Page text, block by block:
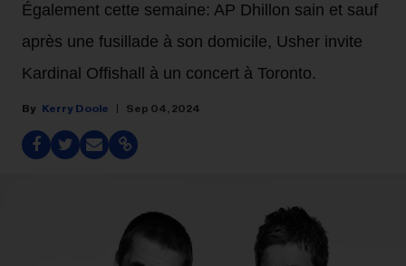
Également cette semaine: AP Dhillon sain et sauf
après une fusillade à son domicile, Usher invite
Kardinal Offishall à un concert à Toronto.
Kerry Doole Sep 04, 2024